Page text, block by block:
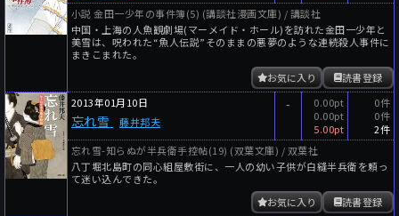
小説 金田一少年の事件簿(5) (講談社漫画文庫) / 講談社
中国・上海の人魚観劇場(マーメイド・ホール)を訪れた金田一少年と
美雪は、呪われた“魚人伝説”そのままの悪夢のような連続殺人事件に
まきこまれた。
読書登録
お気に入り
2013年01月10日
忘れ雪 藤井邦夫
-
0.00pt
0.00pt
5.00pt
0件
0件
2件
忘れ雪-知らぬが半兵衛手控帖(19) (双葉文庫) / 双葉社
八丁堀北島町の同心組屋敷街に、一人の幼い子供が白縫半兵衛を頼っ
て迷い込んできた。
読書登録
お気に入り